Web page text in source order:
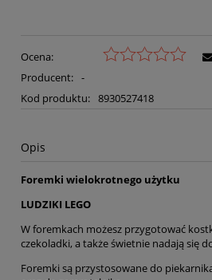
Ocena:
Producent: -
Kod produktu: 8930527418
Opis
Foremki wielokrotnego użytku
LUDZIKI LEGO
W foremkach możesz przygotować
czekoladki, a także świetnie nadają się
Foremki są przystosowane do